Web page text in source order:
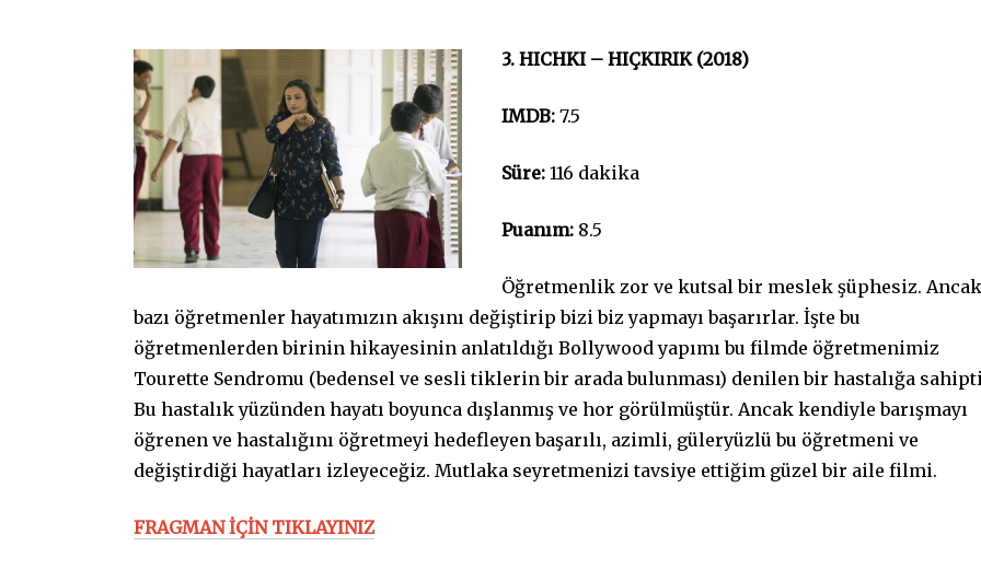
3. HICHKI – HIÇKIRIK (2018)
IMDB: 7.5
Süre: 116 dakika
Puanım: 8.5
Öğretmenlik zor ve kutsal bir meslek şüphesiz. Ancak
bazı öğretmenler hayatımızın akışını değiştirip bizi biz yapmayı başarırlar. İşte bu
öğretmenlerden birinin hikayesinin anlatıldığı Bollywood yapımı bu filmde öğretmenimiz
Tourette Sendromu (bedensel ve sesli tiklerin bir arada bulunması) denilen bir hastalığa
Bu hastalık yüzünden hayatı boyunca dışlanmış ve hor görülmüştür. Ancak kendiyle barışmayı
öğrenen ve hastalığını öğretmeyi hedefleyen başarılı, azimli, güleryüzlü bu öğretmeni ve
değiştirdiği hayatları izleyeceğiz. Mutlaka seyretmenizi tavsiye ettiğim güzel bir aile filmi.
FRAGMAN İÇİN TIKLAYINIZ